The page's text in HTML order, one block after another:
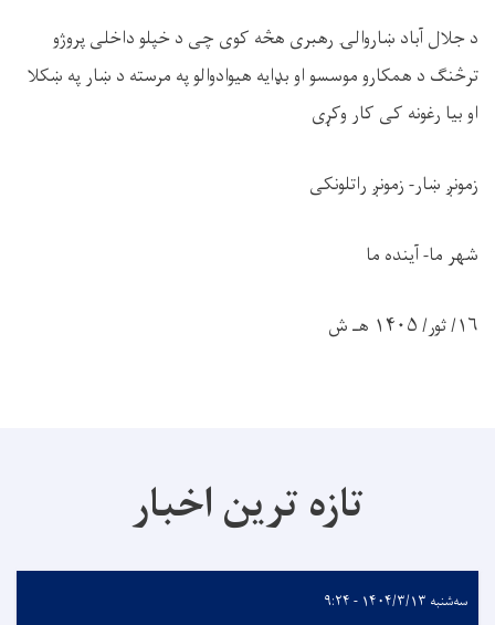
د جلال آباد ښاروالۍ رهبری هڅه کوی چی د خپلو داخلی پروژو
ترڅنګ د همکارو موسسو او بډایه هیوادوالو په مرسته د ښار په ښکلا
او بیا رغونه کی کار وکړی
زمونږ ښار- زمونږ راتلونکی
شهر ما- آینده ما
۱۶/ ثور/ ۱۴۰۵ هـ ش
تازه ترین اخبار
سه‌شنبه ۱۴۰۴/۳/۱۳ - ۹:۲۴